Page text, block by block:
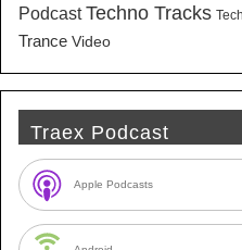
Podcast Techno Tracks
Trance Video
Traex Podcast
Apple Podcasts